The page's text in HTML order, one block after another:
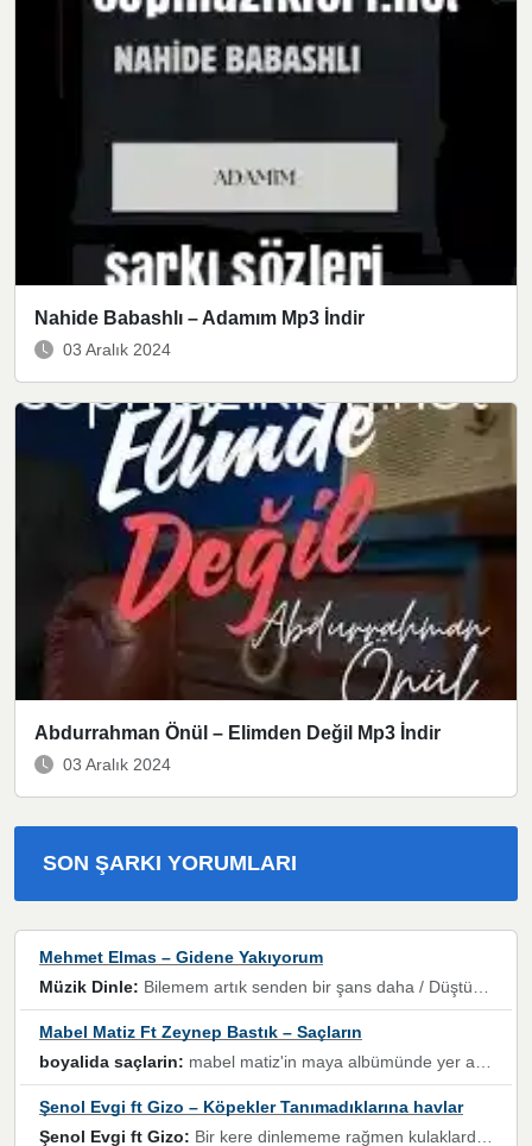
Nahide Babashlı – Adamım Mp3 İndir
03 Aralık 2024
Abdurrahman Önül – Elimden Değil Mp3 İndir
03 Aralık 2024
SON ŞARKI YORUMLARI
Mehmet Elmas – Gidene Yakıyorum
Müzik Dinle: Bilemem artık senden bir şans daha / Düştüğün zaman ben olmayacağım yanında” dizeleri, artık geçmişin tekrarına izin verilmeyeceğini, kişisel sınırların çizildiğini gösteriyor.
Mabel Matiz Ft Zeynep Bastık – Saçların
boyalida saçlarin: mabel matiz'in maya albümünde yer alan güzellerden. parça da şarkı hani! müzikal altyapısına vurulduğum, sözlerinde kaybolduğum bir parça olmuş.
Şenol Evgi ft Gizo – Köpekler Tanımadıklarına havlar
Şenol Evgi ft Gizo: Bir kere dinlememe rağmen kulaklardan gitmiyor sen sen sen sen kurban ol sen sen sen sen hayran ol yükses ses müzik dinleme sebebisiniz canlar bomba gibi patladınız maşallah